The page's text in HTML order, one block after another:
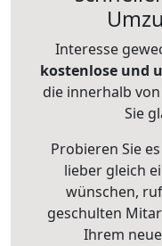
Interesse
kostenlose und
die innerhalb
Sie
Probieren Sie
lieber gleich
wünschen,
geschulten
Ihrem